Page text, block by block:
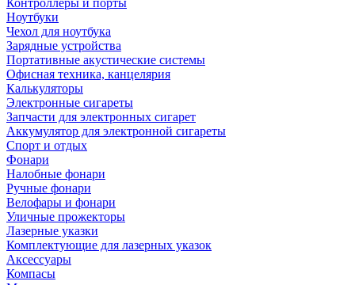
Контроллеры и порты
Ноутбуки
Чехол для ноутбука
Зарядные устройства
Портативные акустические системы
Офисная техника, канцелярия
Калькуляторы
Электронные сигареты
Запчасти для электронных сигарет
Аккумулятор для электронной сигареты
Спорт и отдых
Фонари
Налобные фонари
Ручные фонари
Велофары и фонари
Уличные прожекторы
Лазерные указки
Комплектующие для лазерных указок
Аксессуары
Компасы